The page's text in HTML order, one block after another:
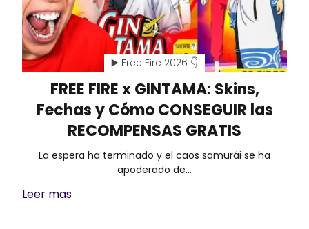
▶️ Free Fire 2026 👇
FREE FIRE x GINTAMA: Skins,
Fechas y Cómo CONSEGUIR las
RECOMPENSAS GRATIS
La espera ha terminado y el caos samurái se ha
apoderado de…
Leer mas